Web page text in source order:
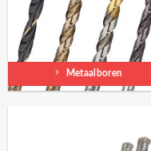
Metaalboren